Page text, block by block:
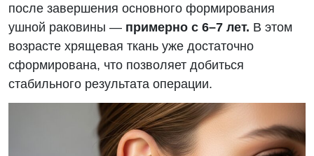
после завершения основного формирования
ушной раковины — примерно с 6–7 лет. В этом
возрасте хрящевая ткань уже достаточно
сформирована, что позволяет добиться
стабильного результата операции.